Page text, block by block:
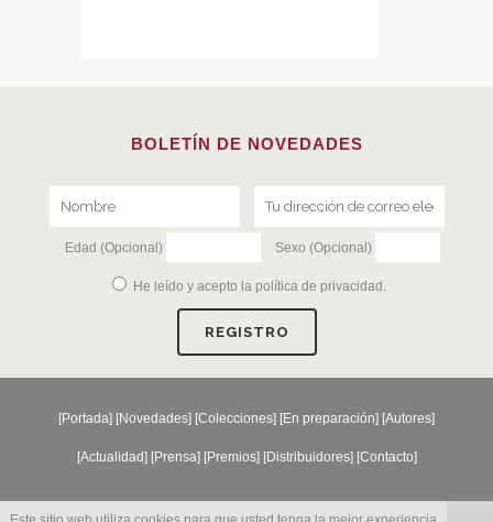
BOLETÍN DE NOVEDADES
Edad (Opcional) Sexo (Opcional)
He leído y acepto la política de privacidad .
[Portada] [Novedades] [Colecciones] [En preparación] [Autores]
[Actualidad] [Prensa] [Premios] [Distribuidores] [Contacto]